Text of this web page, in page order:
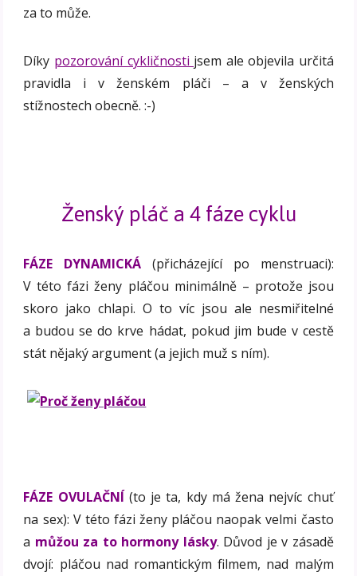
za to může.
Díky pozorování cykličnosti jsem ale objevila určitá
pravidla i v ženském pláči – a v ženských
stížnostech obecně. :-)
Ženský pláč a 4 fáze cyklu
FÁZE DYNAMICKÁ (přicházející po menstruaci):
V této fázi ženy pláčou minimálně – protože jsou
skoro jako chlapi. O to víc jsou ale nesmiřitelné
a budou se do krve hádat, pokud jim bude v cestě
stát nějaký argument (a jejich muž s ním).
FÁZE OVULAČNÍ(to je ta, kdy má žena nejvíc chuť
na sex): V této fázi ženy pláčou naopak velmi často
a můžou za to hormony lásky. Důvod je v zásadě
dvojí: pláčou nad romantickým filmem, nad malým